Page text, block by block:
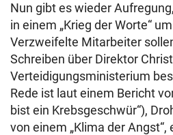
Nun gibt es wieder
in einem „Krieg der Worte“
Verzweifelte Mitarbeiter
Schreiben über Direktor
Verteidigungsministerium
Rede ist laut einem Bericht
bist ein Krebsgeschwür“),
von einem „Klima der